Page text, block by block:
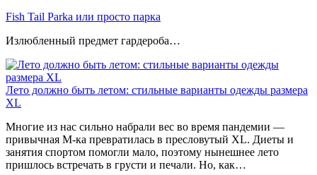
Fish Tail Parka или просто парка
Излюбленный предмет гардероба…
Лето должно быть летом: стильные варианты одежды размера
XL
Многие из нас сильно набрали вес во время пандемии —
привычная M-ка превратилась в пресловутый XL. Диеты и
занятия спортом помогли мало, поэтому нынешнее лето
пришлось встречать в грусти и печали. Но, как…